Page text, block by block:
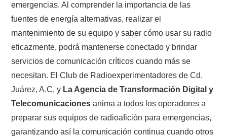
emergencias. Al comprender la importancia de las
fuentes de energía alternativas, realizar el
mantenimiento de su equipo y saber cómo usar su radio
eficazmente, podrá mantenerse conectado y brindar
servicios de comunicación críticos cuando más se
necesitan. El Club de Radioexperimentadores de Cd.
Juárez, A.C. y La Agencia de Transformación Digital y
Telecomunicaciones anima a todos los operadores a
preparar sus equipos de radioafición para emergencias,
garantizando así la comunicación continua cuando otros